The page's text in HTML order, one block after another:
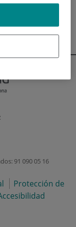
en el Registro
91 090 05 16
Protección de